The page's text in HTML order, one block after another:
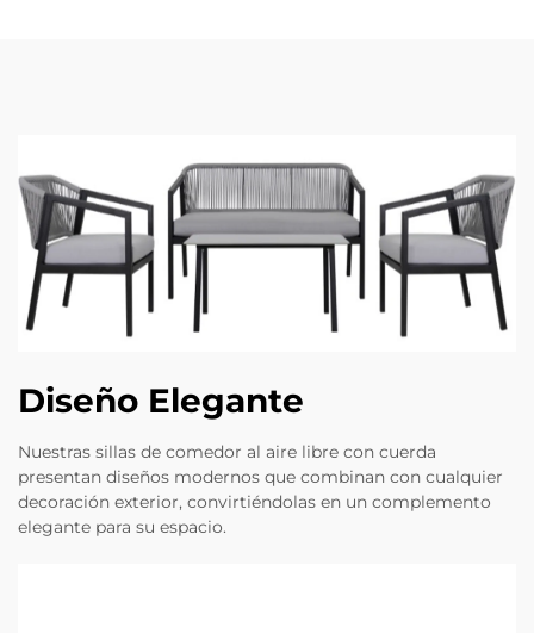
Diseño Elegante
Nuestras sillas de comedor al aire libre con cuerda
presentan diseños modernos que combinan con cualquier
decoración exterior, convirtiéndolas en un complemento
elegante para su espacio.